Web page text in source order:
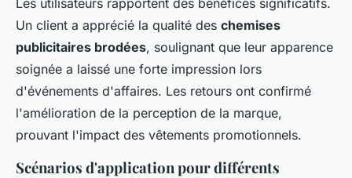
Un client a apprécié la qualité des chemises
publicitaires brodées, soulignant que leur apparence
soignée a laissé une forte impression lors
d'événements d'affaires. Les retours ont confirmé
l'amélioration de la perception de la marque,
prouvant l'impact des vêtements promotionnels.
Scénarios d'application pour différents